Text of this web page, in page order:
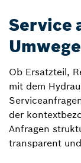
Service
Umwege
Ob Ersatzteil,
mit dem
der
Anfragen
transparent